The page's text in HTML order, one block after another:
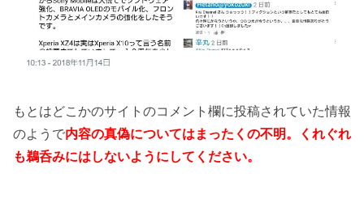
もとはどこかのサイトのコメント欄に投稿されていた情報
のようで内容の真偽についてはまったくの不明。くれぐれ
も鵜呑みにはしないようにしてください。